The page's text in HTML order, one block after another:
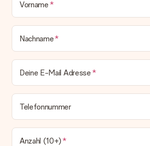
Vorname
Nachname
Deine E-Mail Adresse
Telefonnummer
Anzahl (10+)